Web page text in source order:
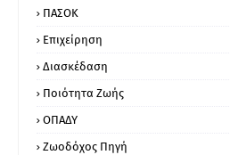
ΠΑΣΟΚ
Επιχείρηση
Διασκέδαση
Ποιότητα Ζωής
ΟΠΑΔΥ
Ζωοδόχος Πηγή